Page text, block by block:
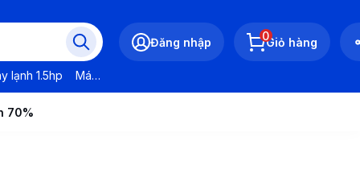
lạnh 1.5hp Máy lạnh LG
Đăng nhập 0Giỏ hàng
70%